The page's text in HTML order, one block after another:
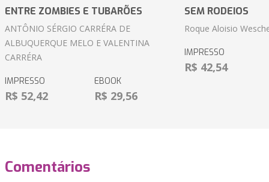
ENTRE ZOMBIES E TUBARÕES
ANTÔNIO SÉRGIO CARRÉRA DE
ALBUQUERQUE MELO E VALENTINA
CARRÉRA
IMPRESSO
R$ 52,42
EBOOK
R$ 29,56
SEM RODEIOS
Roque Aloisio
IMPRESSO
R$ 42,54
Comentários